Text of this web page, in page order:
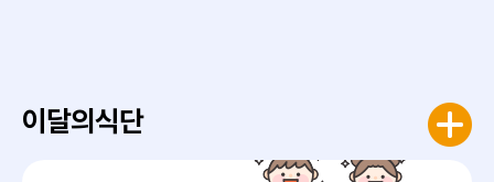
이달의식단